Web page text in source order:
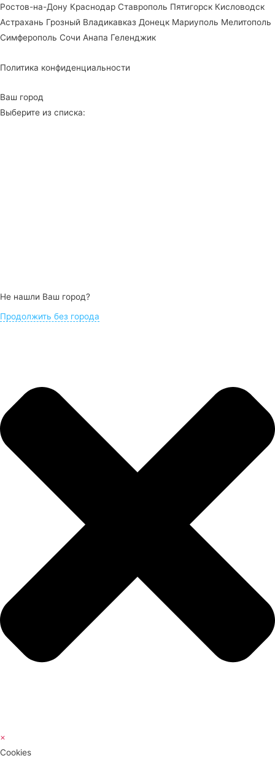
Ростов-на-Дону Краснодар Ставрополь Пятигорск Кисловодск
Астрахань Грозный Владикавказ Донецк Мариуполь Мелитополь
Симферополь Сочи Анапа Геленджик
Политика конфиденциальности
Ваш город
Выберите из списка:
Не нашли Ваш город?
Продолжить без города
×
Cookies